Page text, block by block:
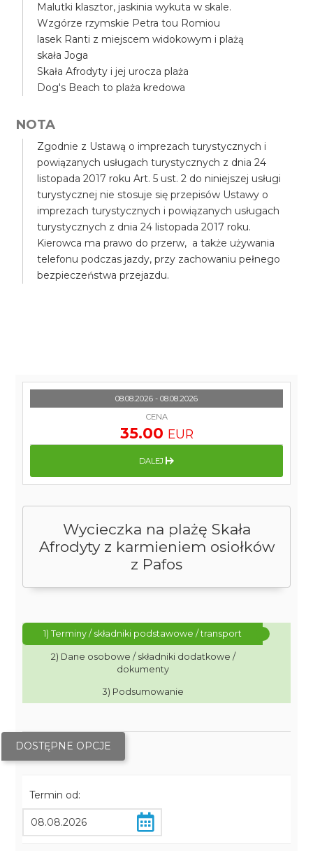
Malutki klasztor, jaskinia wykuta w skale.
Wzgórze rzymskie Petra tou Romiou
lasek Ranti z miejscem widokowym i plażą
skała Joga
Skała Afrodyty i jej urocza plaża
Dog's Beach to plaża kredowa
NOTA
Zgodnie z Ustawą o imprezach turystycznych i
powiązanych usługach turystycznych z dnia 24
listopada 2017 roku Art. 5 ust. 2 do niniejszej usługi
turystycznej nie stosuje się przepisów Ustawy o
imprezach turystycznych i powiązanych usługach
turystycznych z dnia 24 listopada 2017 roku.
Kierowca ma prawo do przerw, a także używania
telefonu podczas jazdy, przy zachowaniu pełnego
bezpieczeństwa przejazdu.
Wycieczka na plażę Skała
Afrodyty z karmieniem osiołków
z Pafos
1) Terminy / składniki podstawowe / transport
2) Dane osobowe / składniki dodatkowe /
dokumenty
3) Podsumowanie
DOSTĘPNE OPCJE
Termin od:
08.08.2026 - 08.08.2026
CENA
35.00 EUR
DALEJ